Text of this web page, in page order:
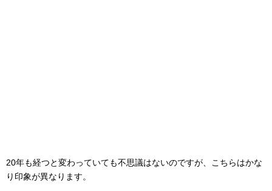
20年も経つと変わっていても不思議はないのですが、こちらはかな
り印象が異なります。